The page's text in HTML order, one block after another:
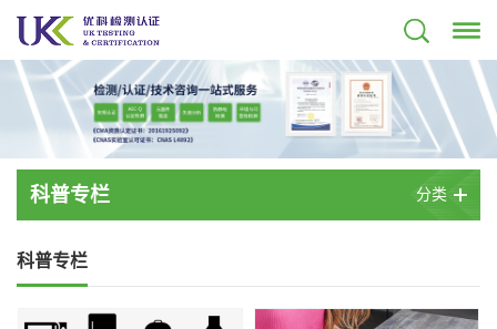
科普专栏 分类
科普专栏